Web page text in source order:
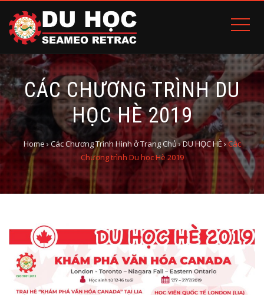
CÁC CHƯƠNG TRÌNH DU
HỌC HÈ 2019
Home›Các Chương Trình Hình ở Trang Chủ›DU HỌC HÈ›Các
Chương trình Du học Hè 2019